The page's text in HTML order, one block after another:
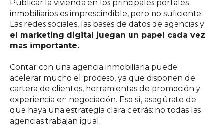
Publicar la vivienda en los principales portales
inmobiliarios es imprescindible, pero no suficiente.
Las redes sociales, las bases de datos de agencias y
el marketing digital juegan un papel cada vez
más importante.
Contar con una agencia inmobiliaria puede
acelerar mucho el proceso, ya que disponen de
cartera de clientes, herramientas de promoción y
experiencia en negociación. Eso sí, asegúrate de
que haya una estrategia clara detrás: no todas las
agencias trabajan igual.